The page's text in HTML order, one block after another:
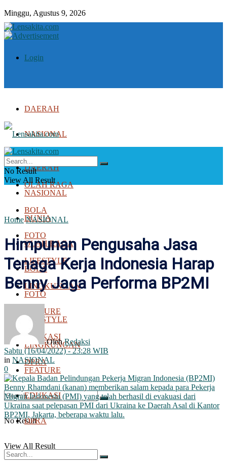
Minggu, Agustus 9, 2026
Login
DAERAH
NASIONAL
DUNIA
OLAH RAGA
BOLA
FOTO
LIFESTYLE
LINGKUNGAN
FEATURE
EDUKASI
DPRA
No Result
View All Result
DAERAH
NASIONAL
DUNIA
OLAH RAGA
BOLA
FOTO
LIFESTYLE
LINGKUNGAN
FEATURE
EDUKASI
DPRA
No Result
View All Result
Home NASIONAL
Himpunan Pengusaha Jasa
Tenaga Kerja Indonesia Harap
Benny Jaga Performa BP2MI
Oleh Redaksi
Sabtu (16/04/2022) - 23:28 WIB
in NASIONAL
0